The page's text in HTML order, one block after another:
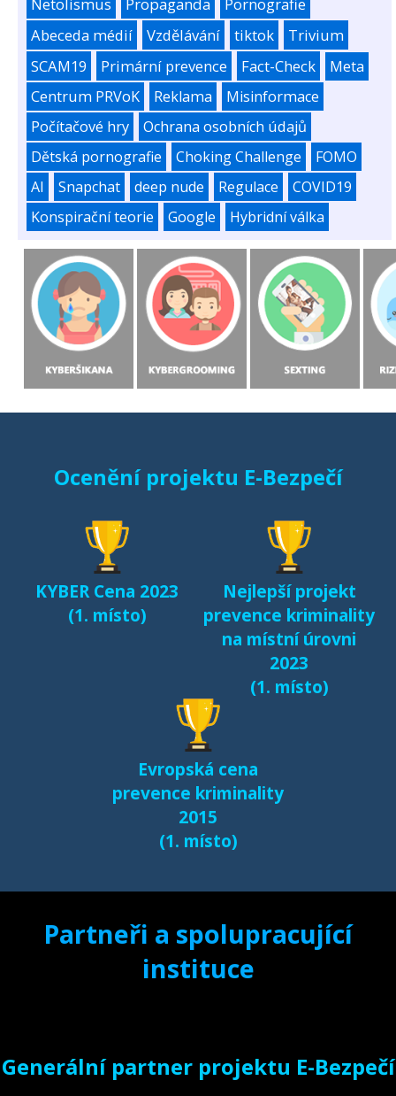
Netolismus Propaganda
Pornografie
Abeceda médií
Vzdělávání tiktok
Trivium
SCAM19
Primární prevence Fact-Check
Meta
Centrum PRVoK
Reklama
Misinformace
Počítačové hry
Ochrana osobních údajů
Dětská pornografie
Choking Challenge
FOMO
AI
Snapchat deep nude Regulace
COVID19
Konspirační teorie
Google Hybridní válka
Ocenění projektu E-Bezpečí
KYBER Cena 2023
(1. místo)
Nejlepší projekt
prevence kriminality
na místní úrovni
2023
(1. místo)
Evropská cena
prevence kriminality
2015
(1. místo)
Partneři a spolupracující
instituce
Generální partner projektu E-Bezpečí